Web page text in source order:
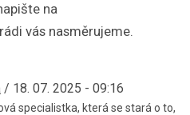
na
vás nasměrujeme.
/ 18. 07. 2025 - 09:16
specialistka, která se stará o to,